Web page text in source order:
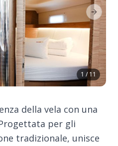
1 / 11
Next
della vela con una
per gli
tradizionale, unisce